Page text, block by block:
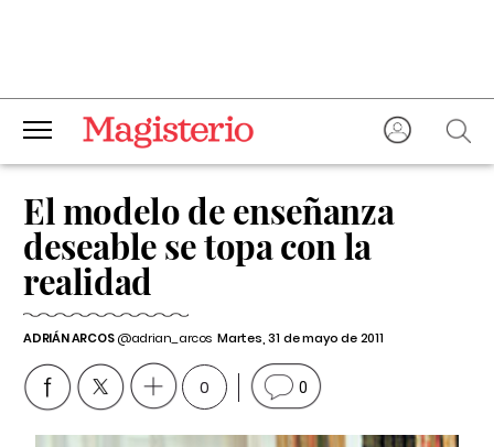
El modelo de enseñanza
deseable se topa con la
realidad
ADRIÁN ARCOS@adrian_arcos Martes, 31 de mayo de 2011
0 0